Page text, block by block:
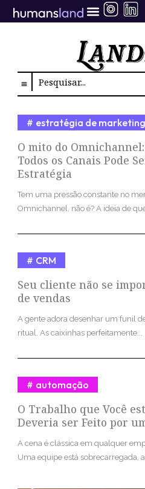
para
Search
O mito do
Todos os Canais Pode
Estratégia
estratégia de marketing
Tem uma pressão constante no
Omnichannel, não é? A ideia de
Seu cliente não se
de vendas
CRM
A gente adora desenhar um funil
ritual. As caixinhas perfeitamente...
O Trabalho que Você
Deveria ser Feito por
automação
A cena é clássica em qualquer
Uma equipe está sobrecarregada,